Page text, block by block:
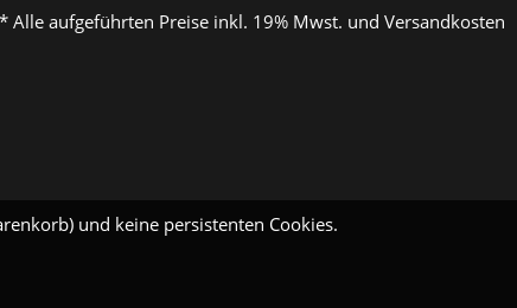
und keine persistenten Cookies.
* Alle aufgeführten Preise inkl. 19% Mwst. und Versandkosten